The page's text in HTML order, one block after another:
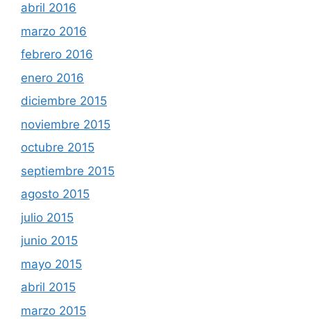
abril 2016
marzo 2016
febrero 2016
enero 2016
diciembre 2015
noviembre 2015
octubre 2015
septiembre 2015
agosto 2015
julio 2015
junio 2015
mayo 2015
abril 2015
marzo 2015